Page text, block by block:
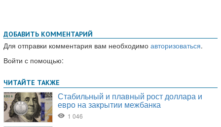
ДОБАВИТЬ КОММЕНТАРИЙ
Для отправки комментария вам необходимо авторизоваться.
Войти с помощью: